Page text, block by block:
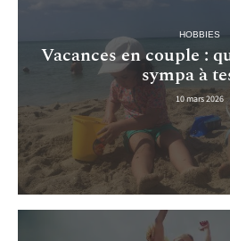
HOBBIES
Vacances en couple :
sympa à
10 mars 2026